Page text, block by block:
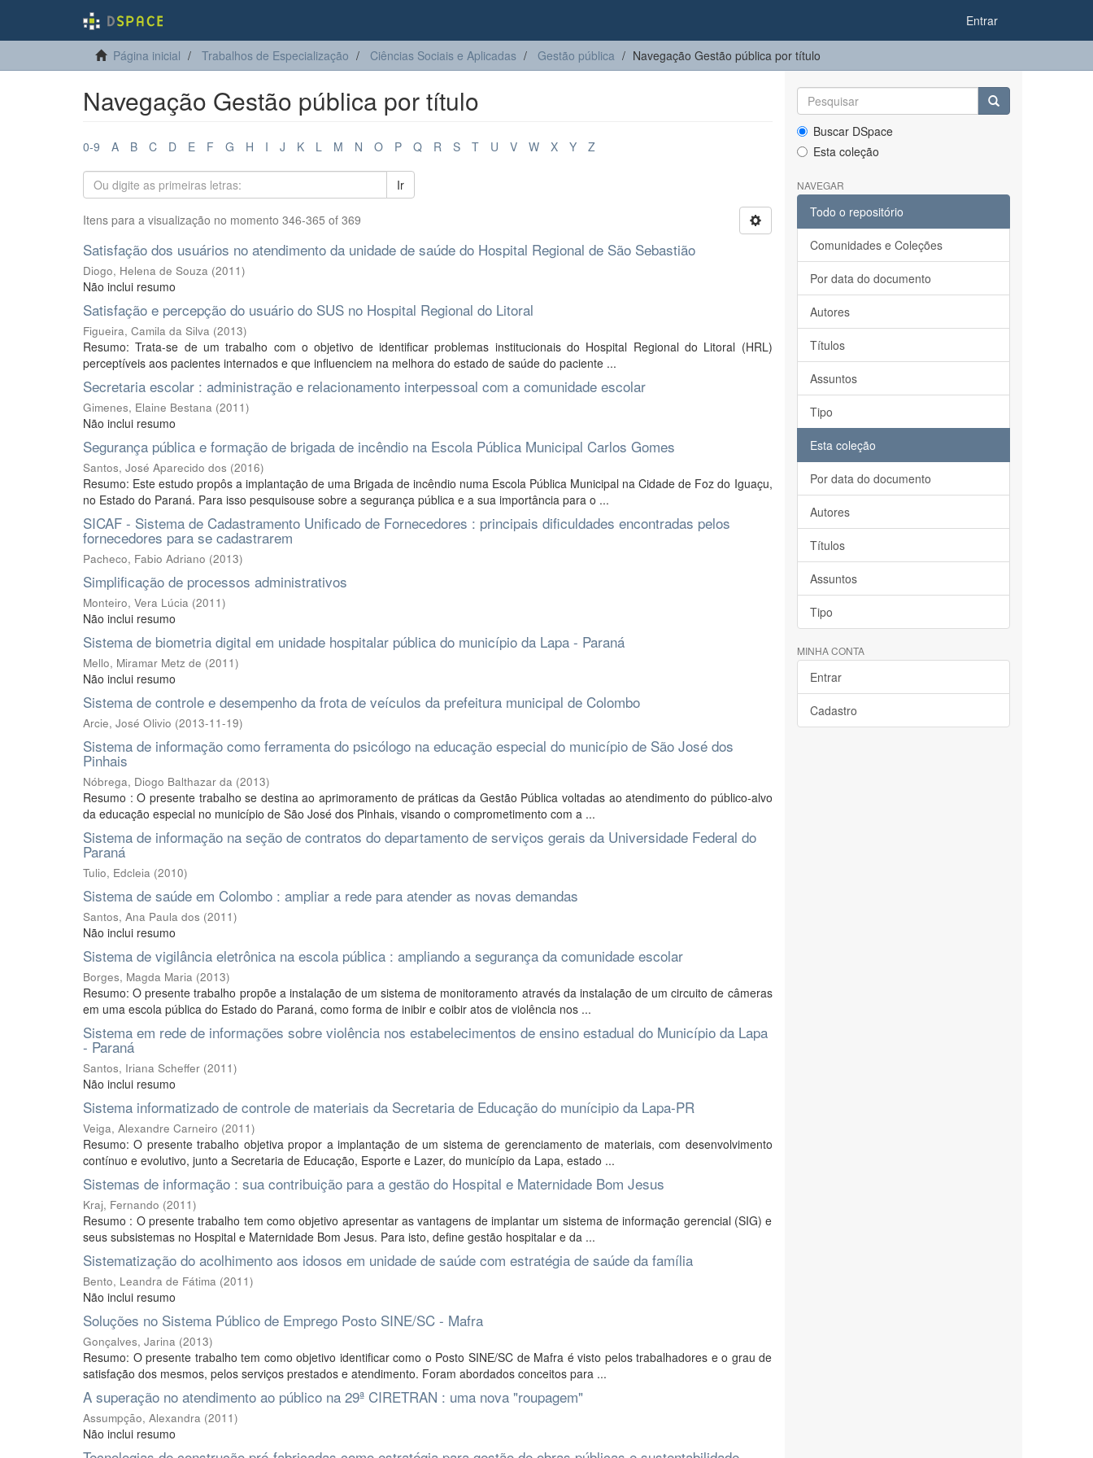
Entrar
Página inicial Trabalhos de Especialização Ciências Sociais e Aplicadas Gestão pública Navegação Gestão pública por título
Navegação Gestão pública por título
0-9 A B C D E F G H I J K L M N O P Q R S T U V W X Y Z
Ir
Itens para a visualização no momento 346-365 of 369
Satisfação dos usuários no atendimento da unidade de saúde do Hospital Regional de São Sebastião
Diogo, Helena de Souza (2011)
Não inclui resumo
Satisfação e percepção do usuário do SUS no Hospital Regional do Litoral
Figueira, Camila da Silva (2013)
Resumo: Trata-se de um trabalho com o objetivo de identificar problemas institucionais do Hospital Regional do Litoral (HRL)
perceptíveis aos pacientes internados e que influenciem na melhora do estado de saúde do paciente ...
Secretaria escolar : administração e relacionamento interpessoal com a comunidade escolar
Gimenes, Elaine Bestana (2011)
Não inclui resumo
Segurança pública e formação de brigada de incêndio na Escola Pública Municipal Carlos Gomes
Santos, José Aparecido dos (2016)
Resumo: Este estudo propôs a implantação de uma Brigada de incêndio numa Escola Pública Municipal na Cidade de Foz do Iguaçu,
no Estado do Paraná. Para isso pesquisouse sobre a segurança pública e a sua importância para o ...
SICAF - Sistema de Cadastramento Unificado de Fornecedores : principais dificuldades encontradas pelos
fornecedores para se cadastrarem
Pacheco, Fabio Adriano (2013)
Simplificação de processos administrativos
Monteiro, Vera Lúcia (2011)
Não inclui resumo
Sistema de biometria digital em unidade hospitalar pública do município da Lapa - Paraná
Mello, Miramar Metz de (2011)
Não inclui resumo
Sistema de controle e desempenho da frota de veículos da prefeitura municipal de Colombo
Arcie, José Olivio (2013-11-19)
Sistema de informação como ferramenta do psicólogo na educação especial do município de São José dos
Pinhais
Nóbrega, Diogo Balthazar da (2013)
Resumo : O presente trabalho se destina ao aprimoramento de práticas da Gestão Pública voltadas ao atendimento do público-alvo
da educação especial no município de São José dos Pinhais, visando o comprometimento com a ...
Sistema de informação na seção de contratos do departamento de serviços gerais da Universidade Federal do
Paraná
Tulio, Edcleia (2010)
Sistema de saúde em Colombo : ampliar a rede para atender as novas demandas
Santos, Ana Paula dos (2011)
Não inclui resumo
Sistema de vigilância eletrônica na escola pública : ampliando a segurança da comunidade escolar
Borges, Magda Maria (2013)
Resumo: O presente trabalho propõe a instalação de um sistema de monitoramento através da instalação de um circuito de câmeras
em uma escola pública do Estado do Paraná, como forma de inibir e coibir atos de violência nos ...
Sistema em rede de informações sobre violência nos estabelecimentos de ensino estadual do Município da Lapa
- Paraná
Santos, Iriana Scheffer (2011)
Não inclui resumo
Sistema informatizado de controle de materiais da Secretaria de Educação do munícipio da Lapa-PR
Veiga, Alexandre Carneiro (2011)
Resumo: O presente trabalho objetiva propor a implantação de um sistema de gerenciamento de materiais, com desenvolvimento
contínuo e evolutivo, junto a Secretaria de Educação, Esporte e Lazer, do município da Lapa, estado ...
Sistemas de informação : sua contribuição para a gestão do Hospital e Maternidade Bom Jesus
Kraj, Fernando (2011)
Resumo : O presente trabalho tem como objetivo apresentar as vantagens de implantar um sistema de informação gerencial (SIG) e
seus subsistemas no Hospital e Maternidade Bom Jesus. Para isto, define gestão hospitalar e da ...
Sistematização do acolhimento aos idosos em unidade de saúde com estratégia de saúde da família
Bento, Leandra de Fátima (2011)
Não inclui resumo
Soluções no Sistema Público de Emprego Posto SINE/SC - Mafra
Gonçalves, Jarina (2013)
Resumo: O presente trabalho tem como objetivo identificar como o Posto SINE/SC de Mafra é visto pelos trabalhadores e o grau de
satisfação dos mesmos, pelos serviços prestados e atendimento. Foram abordados conceitos para ...
A superação no atendimento ao público na 29ª CIRETRAN : uma nova "roupagem"
Assumpção, Alexandra (2011)
Não inclui resumo
Buscar DSpace
Esta coleção
NAVEGAR
Todo o repositório
Comunidades e Coleções
Por data do documento
Autores
Títulos
Assuntos
Tipo
Esta coleção
Por data do documento
Autores
Títulos
Assuntos
Tipo
MINHA CONTA
Entrar
Cadastro